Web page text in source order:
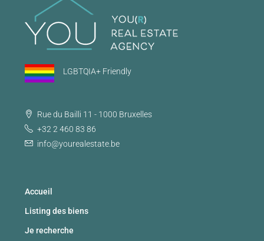
LGBTQIA+ Friendly
Rue du Bailli 11 - 1000 Bruxelles
+32 2 460 83 86
info@yourealestate.be
Accueil
Listing des biens
Je recherche